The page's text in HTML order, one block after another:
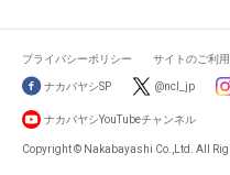
プライバシーポリシー サイトのご利
ナカバヤシSP @ncl_jp
ナカバヤシYouTubeチャンネル
Copyright © Nakabayashi Co.,Ltd. All